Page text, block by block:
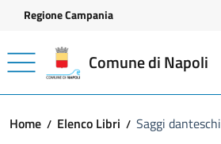
Vai ai contenuti
Vai al footer
Regione Campania
Comune di Napoli
Home Elenco Libri Saggi danteschi